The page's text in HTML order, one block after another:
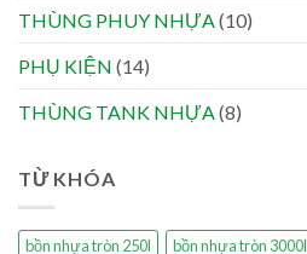
THÙNG PHUY NHỰA (10)
PHỤ KIỆN (14)
THÙNG TANK NHỰA (8)
TỪ KHÓA
bồn nhựa tròn 250l bồn nhựa tròn 3000l